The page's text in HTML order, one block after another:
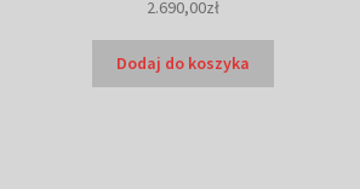
2.690,00zł
Dodaj do koszyka